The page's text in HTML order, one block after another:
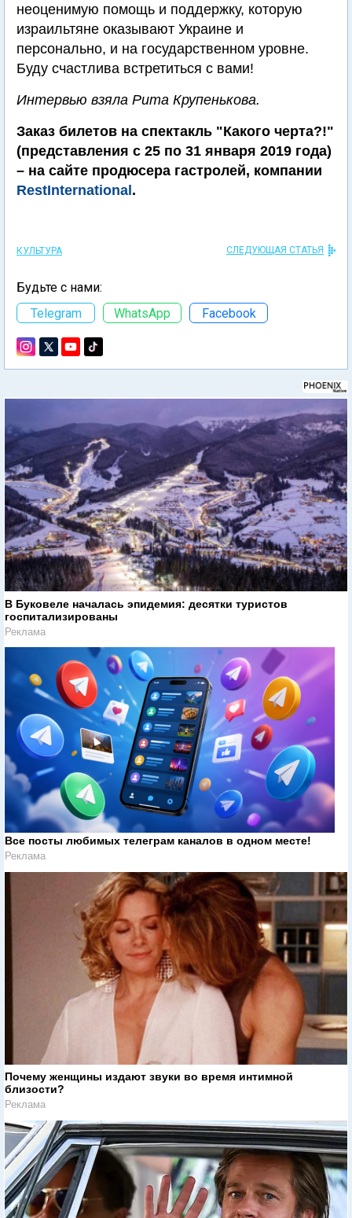
неоценимую помощь и поддержку, которую
израильтяне оказывают Украине и
персонально, и на государственном уровне.
Буду счастлива встретиться с вами!
Интервью взяла Рита Крупенькова.
Заказ билетов на спектакль "Какого черта?!"
(представления с 25 по 31 января 2019 года)
– на сайте продюсера гастролей, компании
RestInternational .
КУЛЬТУРА СЛЕДУЮЩАЯ СТАТЬЯ
Будьте с нами:
Telegram
WhatsApp Facebook
В Буковеле началась эпидемия: десятки туристов
госпитализированы
Реклама
Все посты любимых телеграм каналов в одном месте!
Реклама
Почему женщины издают звуки во время интимной
близости?
Реклама